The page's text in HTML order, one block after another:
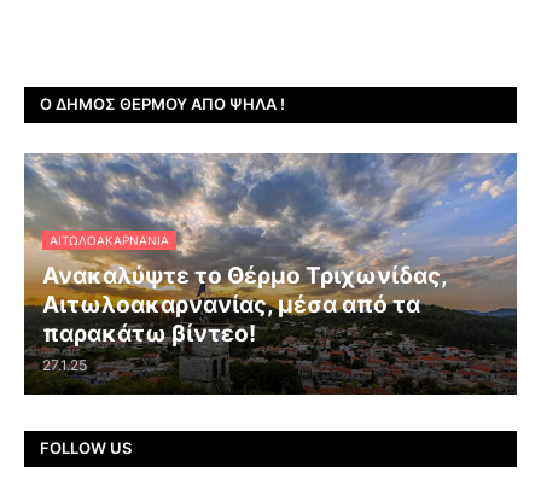
Ο ΔΉΜΟΣ ΘΈΡΜΟΥ ΑΠΌ ΨΗΛΆ !
ΑΙΤΩΛΟΑΚΑΡΝΑΝΊΑ
Ανακαλύψτε το Θέρμο Τριχωνίδας,
Αιτωλοακαρνανίας, μέσα από τα
παρακάτω βίντεο!
27.1.25
FOLLOW US